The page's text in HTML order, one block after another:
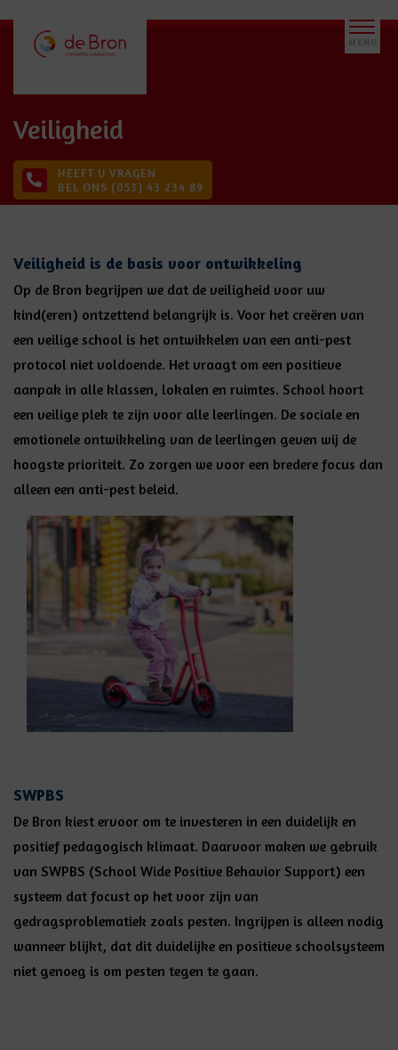
Veiligheid
HEEFT U VRAGEN
BEL ONS (053) 43 234 89
Veiligheid is de basis voor ontwikkeling
Op de Bron begrijpen we dat de veiligheid voor uw
kind(eren) ontzettend belangrijk is. Voor het creëren van
een veilige school is het ontwikkelen van een anti-pest
protocol niet voldoende. Het vraagt om een positieve
aanpak in alle klassen, lokalen en ruimtes. School hoort
een veilige plek te zijn voor alle leerlingen. De sociale en
emotionele ontwikkeling van de leerlingen geven wij de
hoogste prioriteit. Zo zorgen we voor een bredere focus dan
alleen een anti-pest beleid.
SWPBS
De Bron kiest ervoor om te investeren in een duidelijk en
positief pedagogisch klimaat. Daarvoor maken we gebruik
van SWPBS (School Wide Positive Behavior Support) een
systeem dat focust op het voor zijn van
gedragsproblematiek zoals pesten. Ingrijpen is alleen nodig
wanneer blijkt, dat dit duidelijke en positieve schoolsysteem
niet genoeg is om pesten tegen te gaan.